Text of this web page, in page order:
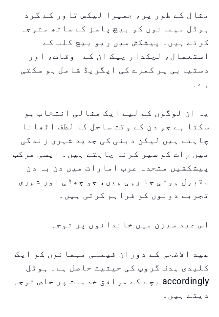
مثال کے طور پر، جمیرا لیکس ٹاور کے گرد
ہوٹل مہمانوں کو بیچ پاسز کے ساتھ متوجہ
کرتے ہیں۔ پیشکش میں ریو بیچ کلب کے
استعمال، لچکدار چیک ان کے اوقات، اور
دستیابی پر کمرے کی اپگریڈ شامل ہو سکتی
ہے۔
یہ ان لوگوں کے لیے ایک مثالی انتخاب ہو
سکتا ہے جو دن کے وقت ساحل کا لطف اٹھانا
چاہتے ہیں لیکن دبئی کی جدید شہری زندگی
میں رات کو سیر کرنا چاہتے ہیں۔ ایسی مرکب
پیشکشیں متحدہ عرب امارات میں دن بہ دن
مقبول ہوتی جا رہی ہیں، جو چھٹی اور شہری
تجربے دونوں کو فراہم کرتی ہیں۔
اس عید سیزن میں خاندانوں پر توجہ
عید الاضحی کے دوران فیملی مہمانوں کو ایک
کلیدی ہدف گروپ کی حیثیت حاصل ہے۔ ہوٹل
accordingly بچے کے موافق خدمات پر خاص توجہ
دیتے ہیں۔